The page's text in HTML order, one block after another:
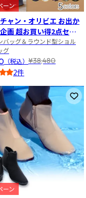
ーン
ャン・オリビエ お出か
画 超お買い得2点セッ
バッグ＆ラウンド型ショル
グ
（税込） ¥38,480
2件
登録 お
ーン